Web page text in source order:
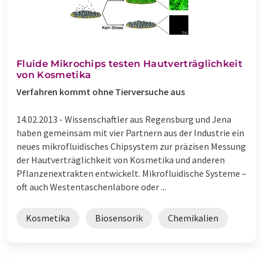
Fluide Mikrochips testen Hautverträglichkeit
von Kosmetika
Verfahren kommt ohne Tierversuche aus
14.02.2013 - Wissenschaftler aus Regensburg und Jena
haben gemeinsam mit vier Partnern aus der Industrie ein
neues mikrofluidisches Chipsystem zur präzisen Messung
der Hautverträglichkeit von Kosmetika und anderen
Pflanzenextrakten entwickelt. Mikrofluidische Systeme –
oft auch Westentaschenlabore oder ...
Kosmetika Biosensorik Chemikalien